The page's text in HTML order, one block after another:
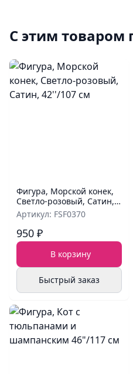
С этим товаром
Фигура, Морской конек,
Светло-розовый, Сатин,
42''/107 см
Артикул: FSF0370
950 ₽
В корзину
Быстрый заказ